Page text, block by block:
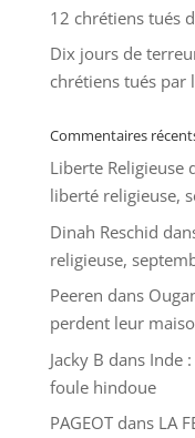
12 chrétiens tués
Dix jours de
chrétiens tués par
Commentaires
Liberte Religieuse
liberté religieuse,
Dinah Reschid
religieuse,
Peeren dans
perdent leur
Jacky B dans Inde
foule hindoue
PAGEOTdans LA